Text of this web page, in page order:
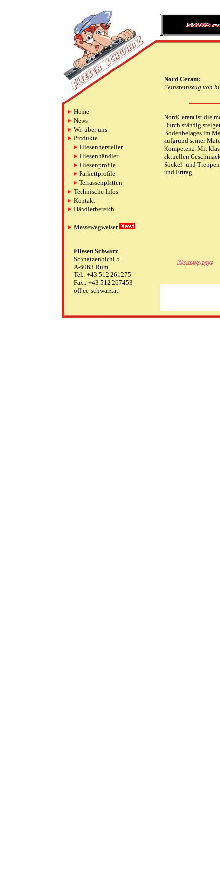
Home
News
Wir über uns
Produkte
Fliesenhersteller
Fliesenhändler
Fliesenprofile
Parkettprofile
Terrassenplatten
Technische Infos
Kontakt
Händlerbereich
Messewegweiser
Fliesen Schwarz
Schnatzenbichl 5
A-6063 Rum
Tel.: +43 512 261275
Fax.: +43 512 267453
office-schwarz.at
Nord Ceram:
Feinsteinzeug von
NordCeram ist die
Durch ständig
Bodenbelages im
aufgrund seiner
Kompetenz. Mit
aktuellen
Sockel- und
und Ertrag.